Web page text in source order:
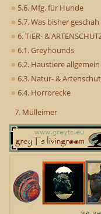
5.6. Mfg. für Hunde
5.7. Was bisher geschah
6. TIER- &
6.1. Greyhounds
6.2. Haustiere allgemein
6.3. Natur- &
6.4. Horrorecke
7. Mülleimer